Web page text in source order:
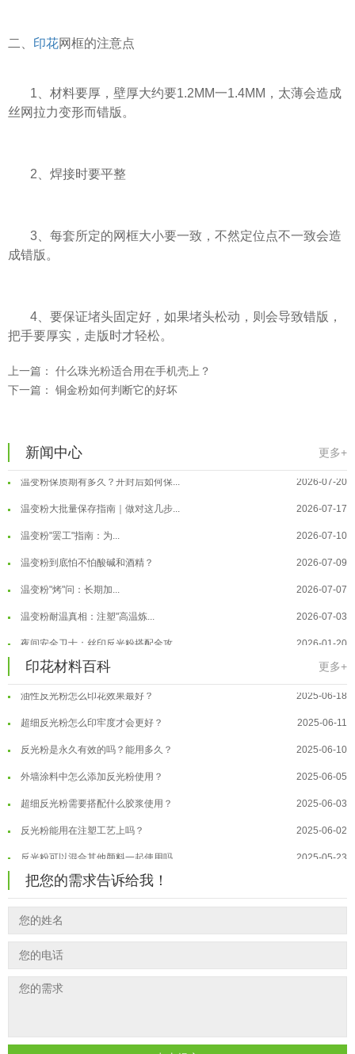
二、 印花网框的注意点
1、材料要厚，壁厚大约要1.2MM一1.4MM，太薄会造成
丝网拉力变形而错版。
2、焊接时要平整
3、每套所定的网框大小要一致，不然定位点不一致会造
成错版。
4、要保证堵头固定好，如果堵头松动，则会导致错版，
把手要厚实，走版时才轻松。
上一篇： 什么珠光粉适合用在手机壳上？
下一篇： 铜金粉如何判断它的好坏
新闻中心 更多+
温变粉可以做防伪标签、温变防伪吗...
温变粉注塑后表面翻车？粗糙、颗粒... 2026-07-28
温变粉保质期有多久？开封后如何保... 2026-07-20
温变粉大批量保存指南｜做对这几步... 2026-07-17
温变粉"罢工"指南：为... 2026-07-10
温变粉到底怕不怕酸碱和酒精？ 2026-07-09
温变粉"烤"问：长期加... 2026-07-07
温变粉耐温真相：注塑"高温炼... 2026-07-03
夜间安全卫士：丝印反光粉搭配全攻... 2026-01-20
温变粉可以做防伪标签、温变防伪吗... 2026-08-05
温变粉适合做热变还是冷变？ 2026-08-04
温变粉注塑后表面翻车？粗糙、颗粒... 2026-07-28
温变粉保质期有多久？开封后如何保... 2026-07-20
温变粉大批量保存指南｜做对这几步... 2026-07-17
温变粉"罢工"指南：为... 2026-07-10
温变粉到底怕不怕酸碱和酒精？ 2026-07-09
温变粉"烤"问：长期加... 2026-07-07
温变粉耐温真相：注塑"高温炼...
夜间安全卫士：丝印反光粉搭配全攻... 2026-01-20
印花材料百科 更多+
温变粉丝印到底用多少目网版？这篇... 2026-06-11
反光粉太久不用结块要怎么处理？ 2025-07-11
印花温变粉最适合用在什么行业上呢... 2025-06-20
油性反光粉怎么印花效果最好？ 2025-06-18
超细反光粉怎么印牢度才会更好？ 2025-06-11
反光粉是永久有效的吗？能用多久？ 2025-06-10
外墙涂料中怎么添加反光粉使用？ 2025-06-05
超细反光粉需要搭配什么胶浆使用？ 2025-06-03
反光粉能用在注塑工艺上吗？ 2025-06-02
反光粉可以混合其他颜料一起使用吗... 2025-05-23
温变粉丝印到底用多少目网版？这篇...
反光粉太久不用结块要怎么处理？ 2025-07-11
印花温变粉最适合用在什么行业上呢... 2025-06-20
油性反光粉怎么印花效果最好？
超细反光粉怎么印牢度才会更好？
把您的需求告诉给我！